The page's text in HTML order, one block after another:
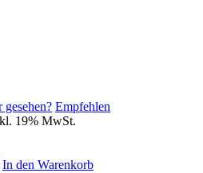
gesehen? Empfehlen
19% MwSt.
In den Warenkorb